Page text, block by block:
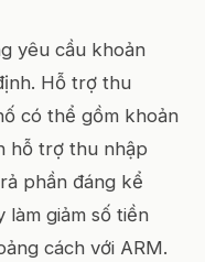
yêu cầu khoản
Hỗ trợ thu
có thể gồm khoản
hỗ trợ thu nhập
phần đáng kể
làm giảm số tiền
cách với ARM.